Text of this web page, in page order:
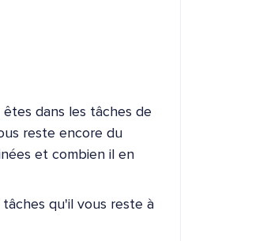
dans les tâches de
reste encore du
et combien il en
qu'il vous reste à